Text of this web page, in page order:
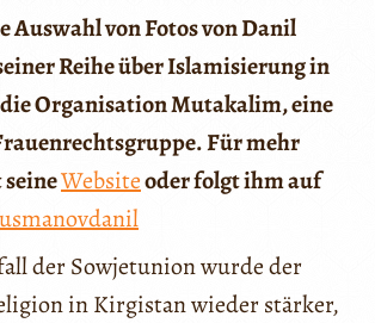
Auswahl von Fotos von Danil
Reihe über Islamisierung in
Organisation Mutakalim, eine
Für mehr
Websiteoder folgt ihm auf
der Sowjetunion wurde der
in Kirgistan wieder stärker,